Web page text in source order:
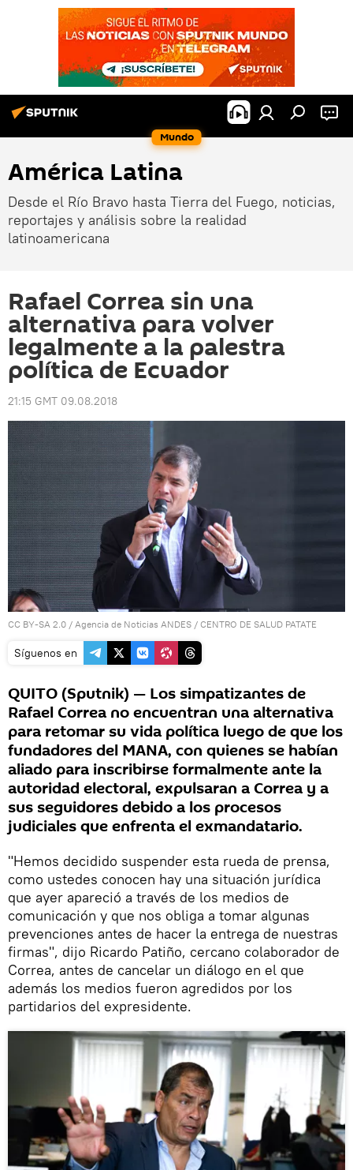
Mundo
América Latina
Desde el Río Bravo hasta Tierra del Fuego, noticias,
reportajes y análisis sobre la realidad
latinoamericana
Rafael Correa sin una
alternativa para volver
legalmente a la palestra
política de Ecuador
21:15 GMT 09.08.2018
CC BY-SA 2.0 / Agencia de Noticias ANDES / CENTRO DE SALUD PATATE
Síguenos en
QUITO (Sputnik) — Los simpatizantes de
Rafael Correa no encuentran una alternativa
para retomar su vida política luego de que los
fundadores del MANA, con quienes se habían
aliado para inscribirse formalmente ante la
autoridad electoral, expulsaran a Correa y a
sus seguidores debido a los procesos
judiciales que enfrenta el exmandatario.
"Hemos decidido suspender esta rueda de prensa,
como ustedes conocen hay una situación jurídica
que ayer apareció a través de los medios de
comunicación y que nos obliga a tomar algunas
prevenciones antes de hacer la entrega de nuestras
firmas", dijo Ricardo Patiño, cercano colaborador de
Correa, antes de cancelar un diálogo en el que
además los medios fueron agredidos por los
partidarios del expresidente.